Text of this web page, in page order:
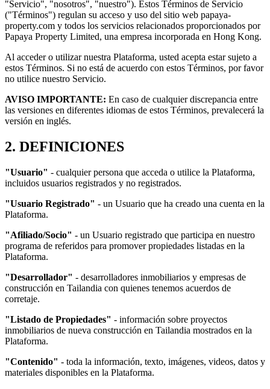
"Servicio", "nosotros", "nuestro"). Estos Términos de Servicio
("Términos") regulan su acceso y uso del sitio web papaya-
property.com y todos los servicios relacionados proporcionados por
Papaya Property Limited, una empresa incorporada en Hong Kong.
Al acceder o utilizar nuestra Plataforma, usted acepta estar sujeto a
estos Términos. Si no está de acuerdo con estos Términos, por favor
no utilice nuestro Servicio.
AVISO IMPORTANTE: En caso de cualquier discrepancia entre
las versiones en diferentes idiomas de estos Términos, prevalecerá la
versión en inglés.
2. DEFINICIONES
"Usuario" - cualquier persona que acceda o utilice la Plataforma,
incluidos usuarios registrados y no registrados.
"Usuario Registrado" - un Usuario que ha creado una cuenta en la
Plataforma.
"Afiliado/Socio" - un Usuario registrado que participa en nuestro
programa de referidos para promover propiedades listadas en la
Plataforma.
"Desarrollador" - desarrolladores inmobiliarios y empresas de
construcción en Tailandia con quienes tenemos acuerdos de
corretaje.
"Listado de Propiedades" - información sobre proyectos
inmobiliarios de nueva construcción en Tailandia mostrados en la
Plataforma.
"Contenido" - toda la información, texto, imágenes, videos, datos y
materiales disponibles en la Plataforma.